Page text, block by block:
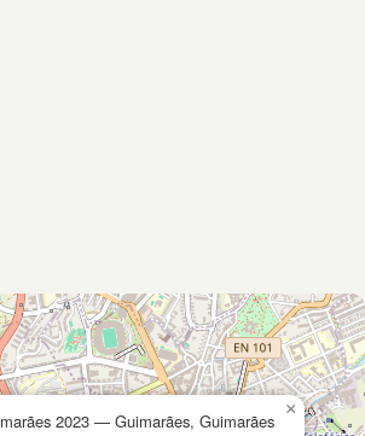
2023 — Guimarães, Guimarães
×